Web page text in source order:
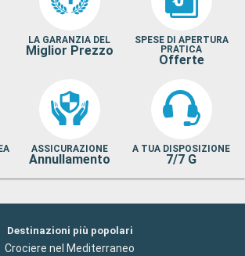
LA GARANZIA DEL
Miglior Prezzo
SPESE DI APERTURA
PRATICA
Offerte
ASSICURAZIONE
Annullamento
A TUA DISPOSIZIONE
7/7 G
Destinazioni più popolari
Crociere nel Mediterraneo